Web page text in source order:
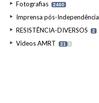
Fotografias 2460
Imprensa pós-Independência
RESISTÊNCIA-DIVERSOS 2
Videos AMRT 21 I